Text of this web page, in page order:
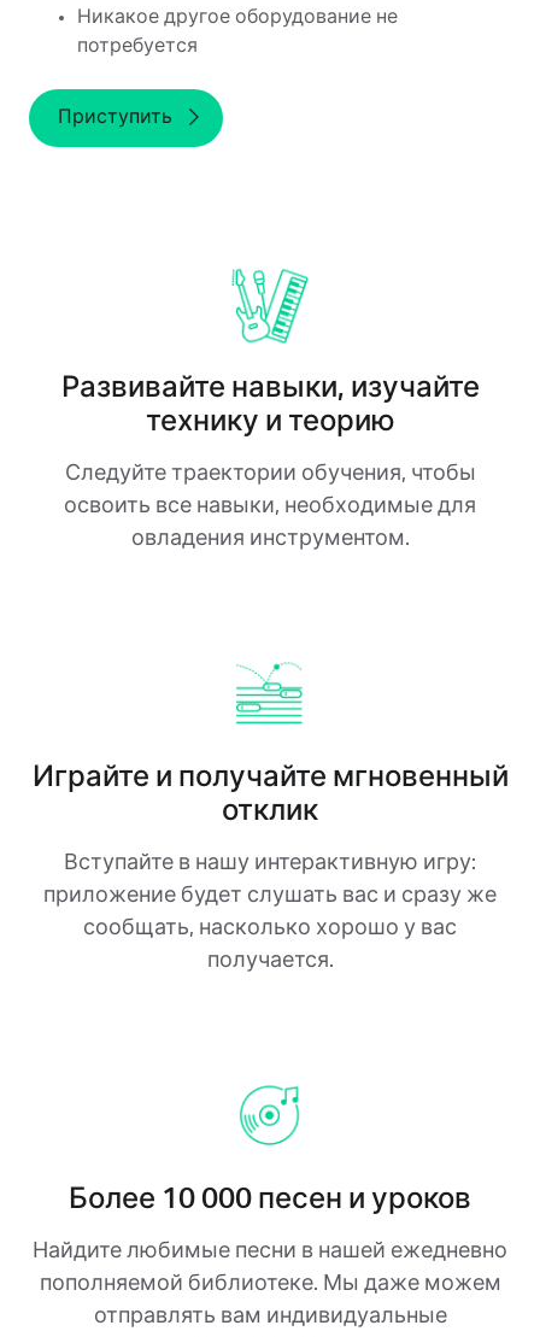
Никакое другое оборудование не
потребуется
Приступить
Развивайте навыки, изучайте
технику и теорию
Следуйте траектории обучения, чтобы
освоить все навыки, необходимые для
овладения инструментом.
Играйте и получайте мгновенный
отклик
Вступайте в нашу интерактивную игру:
приложение будет слушать вас и сразу же
сообщать, насколько хорошо у вас
получается.
Более 10 000 песен и уроков
Найдите любимые песни в нашей ежедневно
пополняемой библиотеке. Мы даже можем
отправлять вам индивидуальные